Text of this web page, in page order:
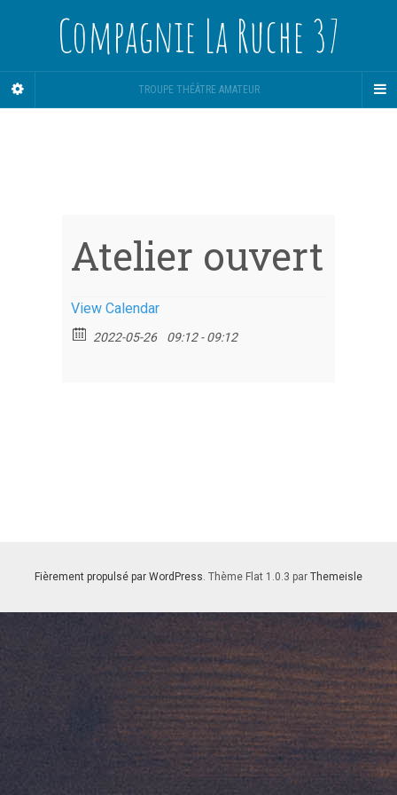
Compagnie La Ruche 37
TROUPE THÉÂTRE AMATEUR
Atelier ouvert
View Calendar
2022-05-26 09:12 - 09:12
Fièrement propulsé par WordPress. Thème Flat 1.0.3 par Themeisle